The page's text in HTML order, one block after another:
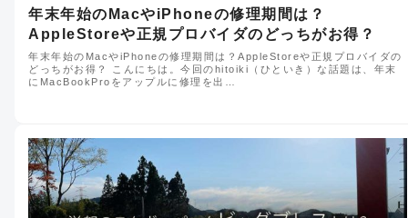
年末年始のMacやiPhoneの修理期間は？
AppleStoreや正規プロバイダのどっちがお得？
年末年始のMacやiPhoneの修理期間は？AppleStoreや正規プロバイダの
どっちがお得？ こんにちは。今回のhitoiki（ひといき）な話題は、年末
にMacBookProをアップルに修理を出…